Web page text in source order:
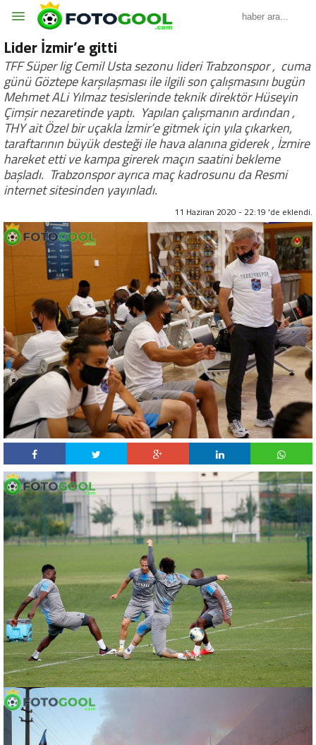
Lider İzmir’e gitti
TFF Süper lig Cemil Usta sezonu lideri Trabzonspor , cuma
günü Göztepe karşılaşması ile ilgili son çalışmasını bugün
Mehmet ALi Yılmaz tesislerinde teknik direktör Hüseyin
Çimşir nezaretinde yaptı. Yapılan çalışmanın ardından ,
THY ait Özel bir uçakla İzmir’e gitmek için yıla çıkarken,
taraftarının büyük desteği ile hava alanına giderek , İzmire
hareket etti ve kampa girerek maçın saatini bekleme
başladı. Trabzonspor ayrıca maç kadrosunu da Resmi
internet sitesinden yayınladı.
11 Haziran 2020 - 22:19 'de eklendi.